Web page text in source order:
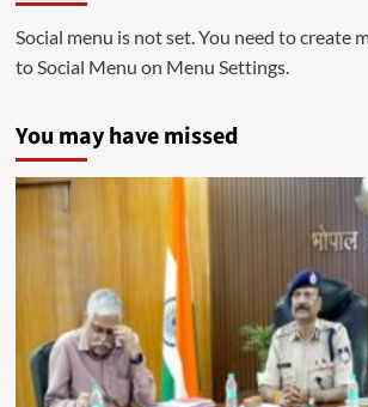
Social menu is not set. You need to create
to Social Menu on Menu Settings.
You may have missed